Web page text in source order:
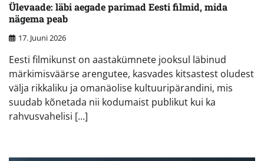
Ülevaade: läbi aegade parimad Eesti filmid, mida
nägema peab
17. Juuni 2026
Eesti filmikunst on aastakümnete jooksul läbinud
märkimisväärse arengutee, kasvades kitsastest oludest
välja rikkaliku ja omanäolise kultuuripärandini, mis
suudab kõnetada nii kodumaist publikut kui ka
rahvusvahelisi […]